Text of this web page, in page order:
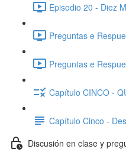
Episodio 20 - Diez
Preguntas e
Preguntas e
Capítulo CINCO -
Capítulo Cinco -
Discusión en clase y